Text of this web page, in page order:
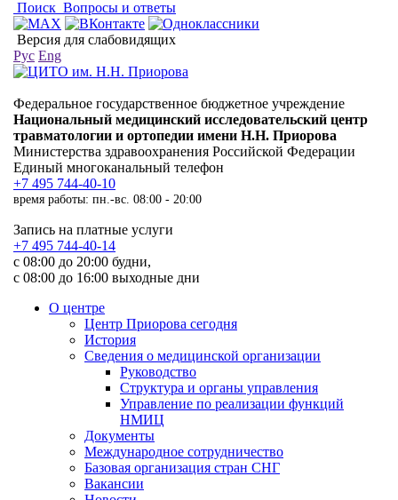
Поиск Вопросы и ответы
Версия для слабовидящих
Рус Eng
Федеральное государственное бюджетное учреждение
Национальный медицинский исследовательский центр
травматологии и ортопедии имени Н.Н. Приорова
Министерства здравоохранения Российской Федерации
Единый многоканальный телефон
+7 495 744-40-10
время работы: пн.-вс. 08:00 - 20:00
Запись на платные услуги
+7 495 744-40-14
с 08:00 до 20:00 будни,
с 08:00 до 16:00 выходные дни
О центре
Центр Приорова сегодня
История
Сведения о медицинской организации
Руководство
Структура и органы управления
Управление по реализации функций
НМИЦ
Документы
Международное сотрудничество
Базовая организация стран СНГ
Вакансии